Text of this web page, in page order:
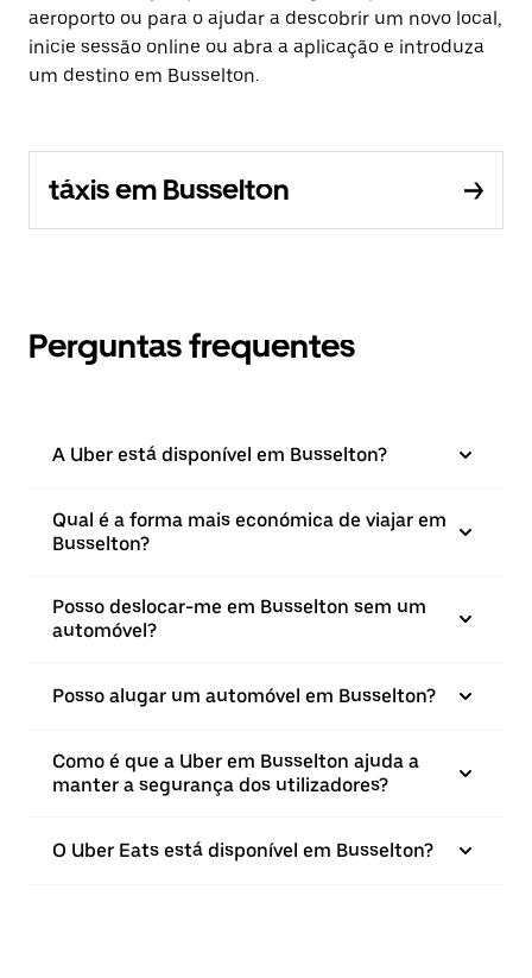
aeroporto ou para o ajudar a descobrir um novo local,
inicie sessão online ou abra a aplicação e introduza
um destino em Busselton.
táxis em Busselton
Perguntas frequentes
A Uber está disponível em Busselton?
Qual é a forma mais económica de viajar em
Busselton?
Posso deslocar-me em Busselton sem um
automóvel?
Posso alugar um automóvel em Busselton?
Como é que a Uber em Busselton ajuda a
manter a segurança dos utilizadores?
O Uber Eats está disponível em Busselton?